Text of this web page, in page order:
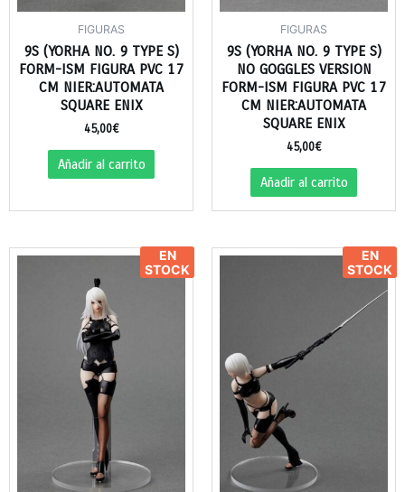
FIGURAS
9S (YORHA NO. 9 TYPE S)
FORM-ISM FIGURA PVC 17
CM NIER:AUTOMATA
SQUARE ENIX
45,00€
Añadir al carrito
FIGURAS
9S (YORHA NO. 9 TYPE S)
NO GOGGLES VERSION
FORM-ISM FIGURA PVC 17
CM NIER:AUTOMATA
SQUARE ENIX
45,00€
Añadir al carrito
EN
STOCK
EN
STOCK